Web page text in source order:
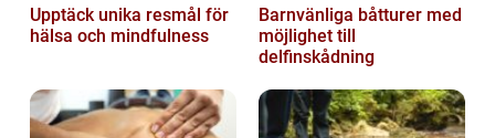
Upptäck unika resmål för
hälsa och mindfulness
Barnvänliga båtturer med
möjlighet till
delfinskådning